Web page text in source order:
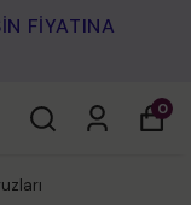
FİYATINA
0